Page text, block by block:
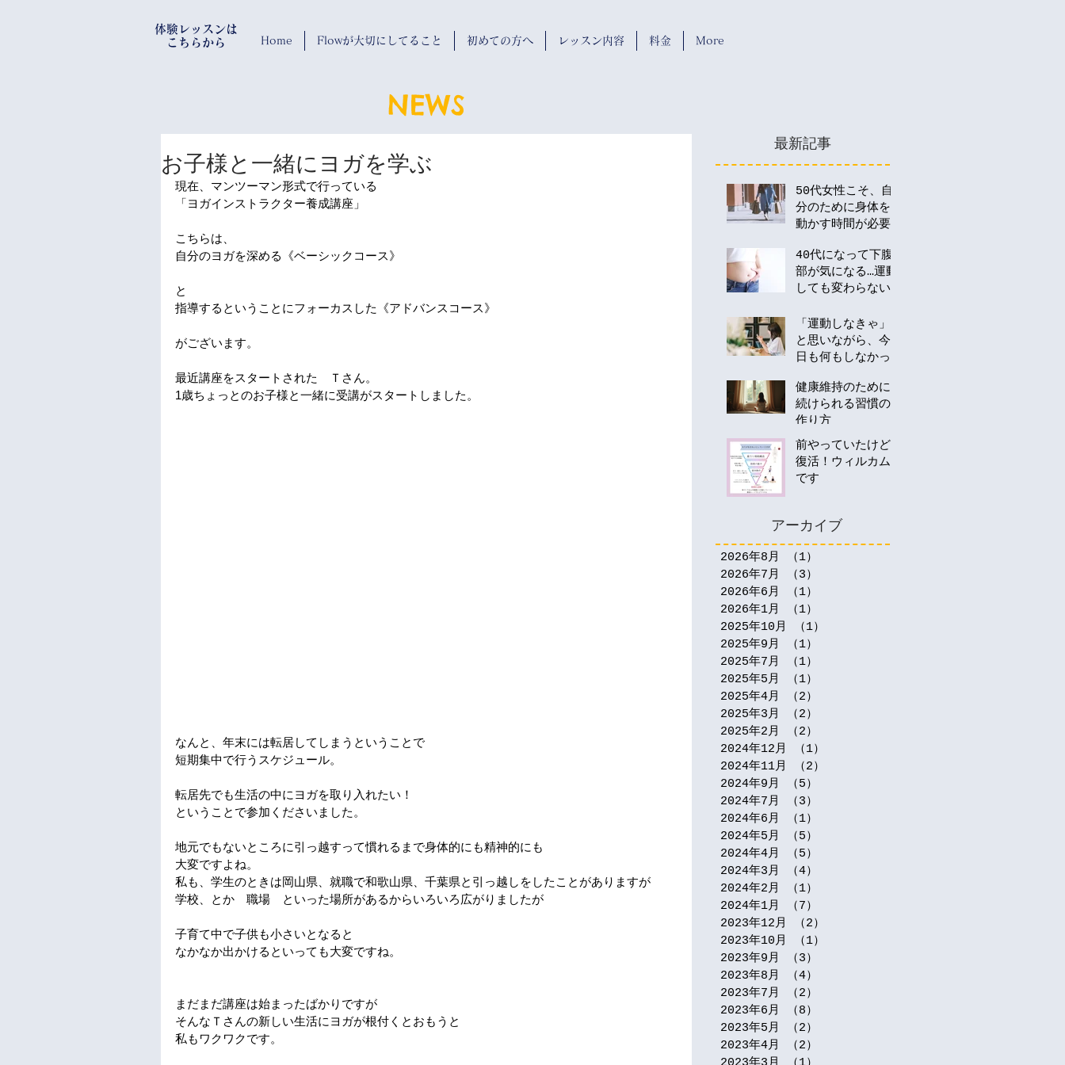
Home Flowが大切にしてること 初めての方へ レッスン内容 料金 More
​体験レッスンは
​ こちらから
NEWS
お子様と一緒にヨガを学ぶ
現在、マンツーマン形式で行っている
「ヨガインストラクター養成講座」
こちらは、
自分のヨガを深める《ベーシックコース》
と
指導するということにフォーカスした《アドバンスコース》
がございます。
最近講座をスタートされた　Ｔさん。
1歳ちょっとのお子様と一緒に受講がスタートしました。
なんと、年末には転居してしまうということで
短期集中で行うスケジュール。
転居先でも生活の中にヨガを取り入れたい！
ということで参加くださいました。
地元でもないところに引っ越すって慣れるまで身体的にも精神的にも
大変ですよね。
私も、学生のときは岡山県、就職で和歌山県、千葉県と引っ越しをしたことがありますが
学校、とか　職場　といった場所があるからいろいろ広がりましたが
子育て中で子供も小さいとなると
なかなか出かけるといっても大変ですね。
まだまだ講座は始まったばかりですが
そんなＴさんの新しい生活にヨガが根付くとおもうと
私もワクワクです。
最新記事
50代女性こそ、自
分のために身体を
動かす時間が必要
40代になって下腹
部が気になる…運動
しても変わらない
「運動しなきゃ」
と思いながら、今
日も何もしなかっ
代・50代の運動は
何から始める？
健康維持のために
続けられる習慣の
作り方
前やっていたけど
復活！ウィルカム
です
アーカイブ
2026年8月 （1）
2026年7月
（3）
2026年6月
（1）
2026年1月
（1）
2025年10月
（1）
2025年9月
（1）
2025年7月
（1）
2025年5月
（1）
2025年4月
（2）
2025年3月
（2）
2025年2月
（2）
2024年12月
（1）
2024年11月
（2）
2024年9月
（5）
2024年7月
（3）
2024年6月
（1）
2024年5月
（5）
2024年4月
（5）
2024年3月
（4）
2024年2月
（1）
2024年1月
（7）
2023年12月
（2）
2023年10月
（1）
2023年9月
（3）
2023年8月
（4）
2023年7月
（2）
2023年6月
（8）
2023年5月
（2）
2023年4月
（2）